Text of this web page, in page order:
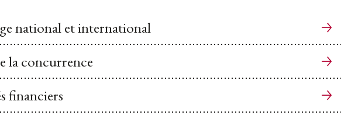
national et international
la concurrence
financiers